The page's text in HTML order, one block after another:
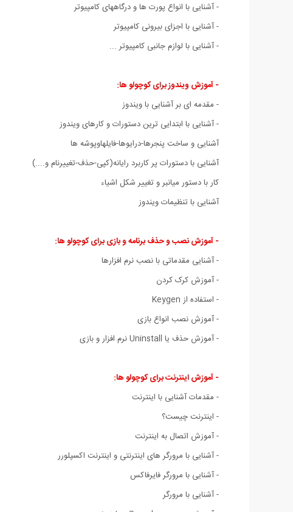
- آشنایی با انواع پورت ها و درگاههای کامپیوتر
- آشنایی با اجزای بیرونی کامپیوتر
- آشنایی با لوازم جانبی کامپیوتر ...
- آموزش ویندوز برای کوچولو ها:
- مقدمه ای بر آشنایی با ویندوز
- آشنایی با ابتدایی ترین دستورات و کارهای ویندوز
آشنایی و ساخت پنجرها-درایوها-فایلهاوپوشه ها
آشنایی با دستورات پر کاربرد رایانه(کپی-حذف-تغییرنام و....)
کار با دستور میانبر و تغییر شکل اشیاء
آشنایی با تنظیمات ویندوز
- آموزش نصب و حذف برنامه و بازی برای کوچولو ها:
- آشنایی مقدماتی با نصب نرم افزارها
- آموزش کرک کردن
- استفاده از Keygen
- آموزش نصب انواع بازی
- آموزش حذف یا Uninstall نرم افزار و بازی
- آموزش اینترنت برای کوچولو ها:
- مقدمات آشنایی با اینترنت
- اینترنت چیست؟
- آموزش اتصال به اینترنت
- آشنایی با مرورگر های اینترنتی و اینترنت اکسپلورر
- آشنایی با مرورگر فایرفاکس
- آشنایی با مرورگر